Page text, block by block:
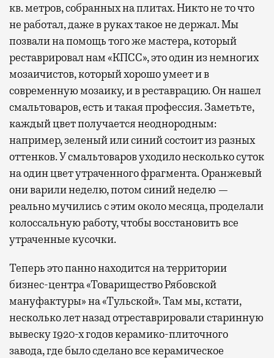
кв. метров, собранных на плитах. Никто не то что
не работал, даже в руках такое не держал. Мы
позвали на помощь того же мастера, который
реставрировал нам «КПСС», это один из немногих
мозаичистов, который хорошо умеет и в
современную мозаику, и в реставрацию. Он нашел
смальтоваров, есть и такая профессия. Заметьте,
каждый цвет получается неоднородным:
например, зеленый или синий состоит из разных
оттенков. У смальтоваров уходило несколько суток
на один цвет утраченного фрагмента. Оранжевый
они варили неделю, потом синий неделю —
реально мучились с этим около месяца, проделали
колоссальную работу, чтобы восстановить все
утраченные кусочки.
Теперь это панно находится на территории
бизнес-центра «Товарищество Рябовской
мануфактуры» на «Тульской». Там мы, кстати,
несколько лет назад отреставрировали старинную
вывеску 1920-х годов керамико-плиточного
завода, где было сделано все керамическое